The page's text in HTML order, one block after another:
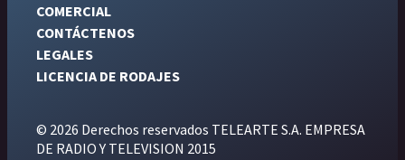
COMERCIAL
CONTÁCTENOS
LEGALES
LICENCIA DE RODAJES
© 2026 Derechos reservados TELEARTE S.A. EMPRESA
DE RADIO Y TELEVISION 2015